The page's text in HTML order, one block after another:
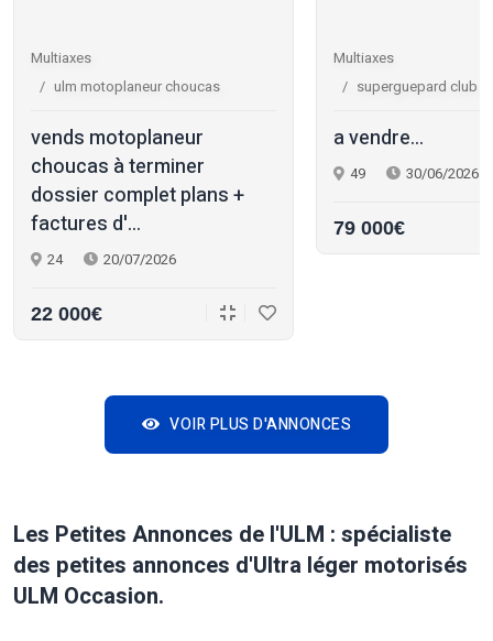
Multiaxes
ulm motoplaneur choucas
vends motoplaneur
choucas à terminer
dossier complet plans +
factures d'...
24 20/07/2026
22 000€
Multiaxes
superguepard club
a vendre...
49 30/06/2026
79 000€
VOIR PLUS D'ANNONCES
Les Petites Annonces de l'ULM : spécialiste
des petites annonces d'Ultra léger motorisés
ULM Occasion.